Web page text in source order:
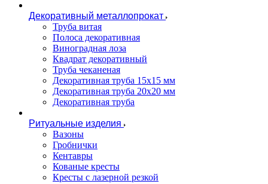
Декоративный металлопрокат
Труба витая
Полоса декоративная
Виноградная лоза
Квадрат декоративный
Труба чеканеная
Декоративная труба 15х15 мм
Декоративная труба 20х20 мм
Декоративная труба
Ритуальные изделия
Вазоны
Гробнички
Кентавры
Кованые кресты
Кресты с лазерной резкой